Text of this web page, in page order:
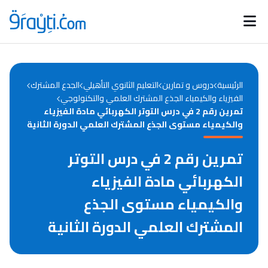
Catégories
d'actualités
Annonces bourses
الرئيسية دروس و تمارين التعليم الثانوي التأهيلي الجدع المشترك
الفيزياء والكيمياء الجذع المشترك العلمي والتكنولوجي
تمرين رقم 2 في درس التوتر الكهربائي مادة الفيزياء
والكيمياء مستوى الجذع المشترك العلمي الدورة الثانية
تمرين رقم 2 في درس التوتر
الكهربائي مادة الفيزياء
والكيمياء مستوى الجذع
المشترك العلمي الدورة الثانية